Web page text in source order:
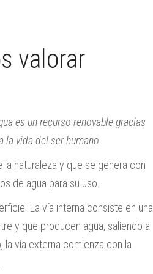
valorar
es un recurso renovable gracias
vida del ser humano.
naturaleza y que se genera con
de agua para su uso.
La vía interna consiste en una
y que producen agua, saliendo a
la vía externa comienza con la